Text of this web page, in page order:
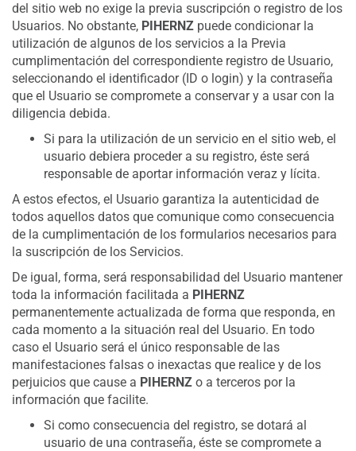
del sitio web no exige la previa suscripción o registro de los
Usuarios. No obstante, PIHERNZ puede condicionar la
utilización de algunos de los servicios a la Previa
cumplimentación del correspondiente registro de Usuario,
seleccionando el identificador (ID o login) y la contraseña
que el Usuario se compromete a conservar y a usar con la
diligencia debida.
Si para la utilización de un servicio en el sitio web, el
usuario debiera proceder a su registro, éste será
responsable de aportar información veraz y lícita.
A estos efectos, el Usuario garantiza la autenticidad de
todos aquellos datos que comunique como consecuencia
de la cumplimentación de los formularios necesarios para
la suscripción de los Servicios.
De igual, forma, será responsabilidad del Usuario mantener
toda la información facilitada a PIHERNZ
permanentemente actualizada de forma que responda, en
cada momento a la situación real del Usuario. En todo
caso el Usuario será el único responsable de las
manifestaciones falsas o inexactas que realice y de los
perjuicios que cause a PIHERNZ o a terceros por la
información que facilite.
Si como consecuencia del registro, se dotará al
usuario de una contraseña, éste se compromete a